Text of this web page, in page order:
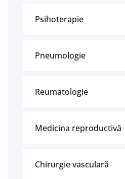
Psihoterapie
Pneumologie
Reumatologie
Medicina reproductivă
Chirurgie vasculară